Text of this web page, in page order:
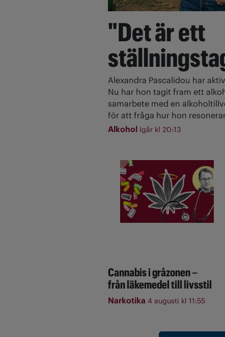
"Det är ett
Alexandra Pascalidou har
Nu har hon tagit fram ett
samarbete med en
för att fråga hur hon
Alkohol Igår kl 20:13
Cannabis i gråzonen –
från läkemedel till livsstil
Narkotika 4 augusti kl 11:55